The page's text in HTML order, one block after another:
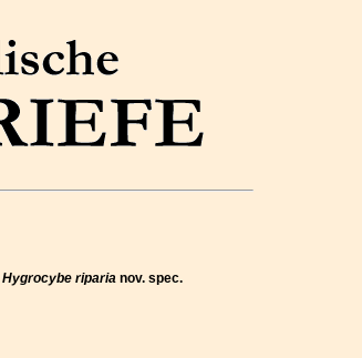
Hygrocybe riparia nov. spec.